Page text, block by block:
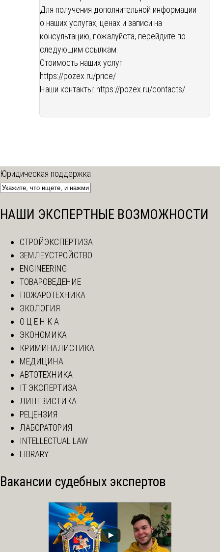
Для получения дополнительной информации
о наших услугах, ценах и записи на
консультацию, пожалуйста, перейдите по
следующим ссылкам:
Стоимость наших услуг:
https://pozex.ru/price/
Наши контакты: https://pozex.ru/contacts/
Юридическая поддержка
НАШИ ЭКСПЕРТНЫЕ ВОЗМОЖНОСТИ
СТРОЙЭКСПЕРТИЗА
ЗЕМЛЕУСТРОЙСТВО
ENGINEERING
ТОВАРОВЕДЕНИЕ
ПОЖАРОТЕХНИКА
ЭКОЛОГИЯ
О Ц Е Н К А
ЭКОНОМИКА
КРИМИНАЛИСТИКА
МЕДИЦИНА
АВТОТЕХНИКА
IT ЭКСПЕРТИЗА
ЛИНГВИСТИКА
РЕЦЕНЗИЯ
ЛАБОРАТОРИЯ
INTELLECTUAL LAW
LIBRARY
Вакансии судебных экспертов